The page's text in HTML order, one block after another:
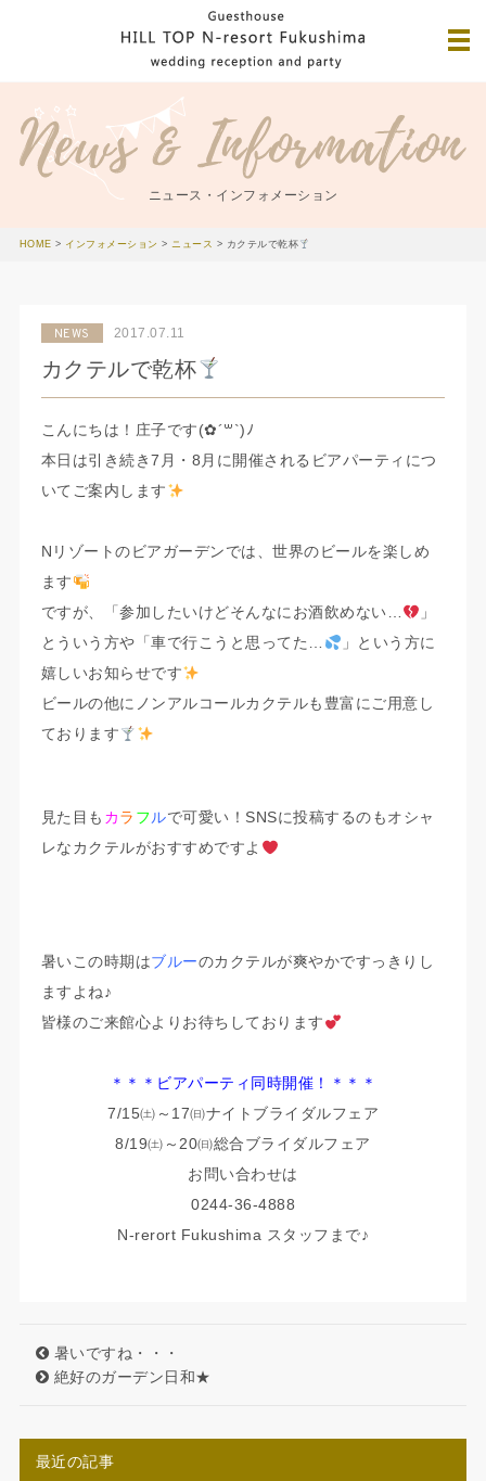
ニュース・インフォメーション
HOME > インフォメーション >ニュース > カクテルで乾杯
NEWS 2017.07.11
カクテルで乾杯
こんにちは！庄子です(✿´꒳`)ﾉ
本日は引き続き7月・8月に開催されるビアパーティにつ
いてご案内します
Nリゾートのビアガーデンでは、世界のビールを楽しめ
ます
ですが、「参加したいけどそんなにお酒飲めない…
」
とういう方や「車で行こうと思ってた…
」という方に
嬉しいお知らせです
ビールの他にノンアルコールカクテルも豊富にご用意し
ております
見た目も カラ フルで可愛い！SNSに投稿するのもオシャ
レなカクテルがおすすめですよ
暑いこの時期はブルーのカクテルが爽やかですっきりし
ますよね♪
皆様のご来館心よりお待ちしております
＊＊＊ビアパーティ同時開催！＊＊＊
7/15㈯～17㈰ナイトブライダルフェア
8/19㈯～20㈰総合ブライダルフェア
お問い合わせは
0244-36-4888
N-rerort Fukushima スタッフまで♪
暑いですね・・・
絶好のガーデン日和★
最近の記事